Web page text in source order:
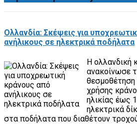
Ολλανδία: Σκέψεις για
ανήλικους σε ηλεκτρικά ποδήλατα
Η ολλανδική
ανακοίνωσε
χρήσης
ηλικίας έως
ηλεκτρικά
στα ποδήλατα που διαθέτουν